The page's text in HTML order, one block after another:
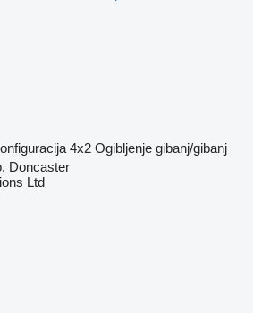
4x2 Ogibljenje gibanj/gibanj
Doncaster
Ltd